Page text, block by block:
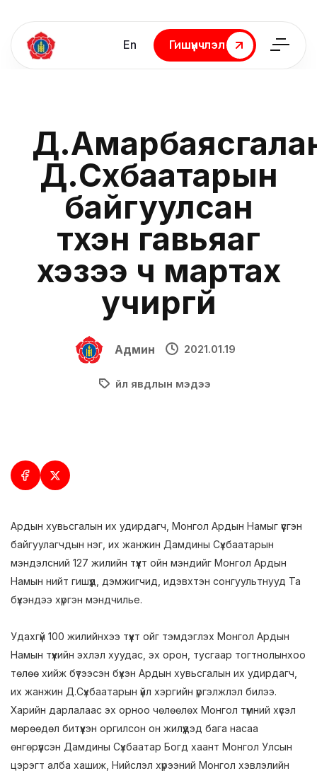
En
Гишүүнчлэл
Гишүүнчлэл
Д.Сүхбаатарын
байгуулсан
түүхэн гавьяаг
хэзээ ч мартах
учиргүй
Админ 2021.01.19
Үйл явдлын мэдээ
Ардын хувьсгалын их удирдагч, Монгол Ардын Намыг үүсгэн
байгуулагчдын нэг, их жанжин Дамдины Сүхбаатарын
мэндэлсний 127 жилийн түүхт ойн мэндийг Монгол Ардын
Намын нийт гишүүд, дэмжигчид, идэвхтэн сонгуультнууд Та
бүхэндээ хүргэн мэндчилье.
Удахгүй 100 жилийнхээ түүхт ойг тэмдэглэх Монгол Ардын
Намын түүхийн эхлэл хуудас, эх орон, тусгаар тогтнолынхоо
төлөө хийж бүтээсэн бүхэн Ардын хувьсгалын их удирдагч,
их жанжин Д.Сүхбаатарын үйл хэргийн үргэлжлэл билээ.
Харийн дарлалаас эх орноо чөлөөлөх Монгол түмний хүсэл
мөрөөдөл битүүхэн оргилсон он жилүүдэд бага насаа
өнгөрүүлсэн Дамдины Сүхбаатар Богд хаант Монгол Улсын
цэрэгт алба хашиж, Нийслэл хүрээний Монгол хэвлэлийн